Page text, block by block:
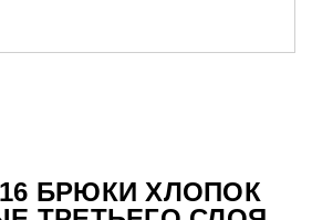
БРЮКИ ХЛОПОК